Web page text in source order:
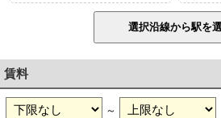
賃料
～